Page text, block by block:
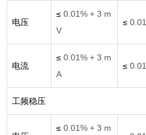
电压
≤ 0.01% + 3 m
V
≤
电流
≤ 0.01% + 3 m
A
≤
工频稳压
≤ 0.01% + 3 m